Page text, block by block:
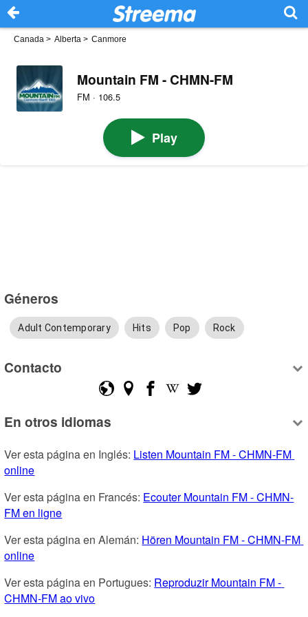
Canada > Alberta > Canmore
Mountain FM - CHMN-FM
FM · 106.5
Play
Géneros
Adult Contemporary Hits Pop Rock
Contacto
En otros idiomas
Ver esta página en Inglés: Listen Mountain FM - CHMN-FM
online
Ver esta página en Francés: Ecouter Mountain FM - CHMN-
FM en ligne
Ver esta página en Alemán: Hören Mountain FM - CHMN-FM
online
Ver esta página en Portugues: Reproduzir Mountain FM -
CHMN-FM ao vivo